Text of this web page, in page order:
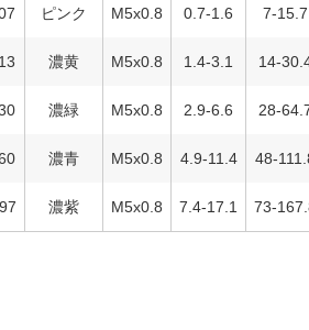
ピンク M5x0.8 0.7-1.6 7-15.7
濃黄 M5x0.8 1.4-3.1 14-
濃緑 M5x0.8 2.9-6.6 28-
濃青 M5x0.8 4.9-11.4 48-
濃紫 M5x0.8 7.4-17.1 73-